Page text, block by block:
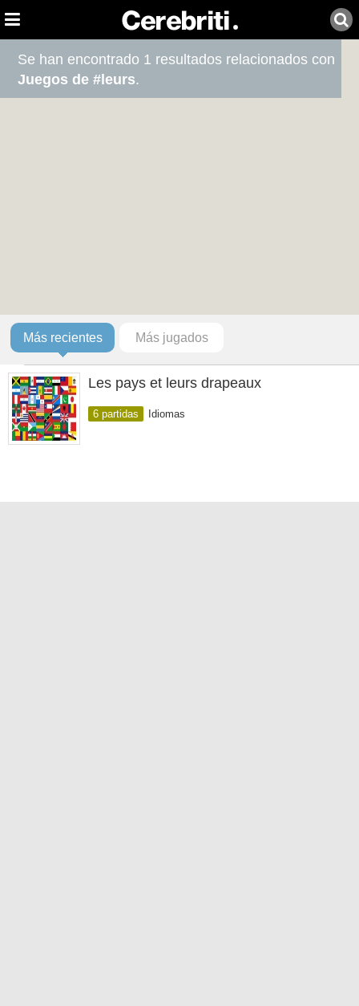
Se han encontrado 1 resultados relacionados con
Juegos de #leurs.
Más recientes Más jugados
Les pays et leurs drapeaux
6 partidas Idiomas